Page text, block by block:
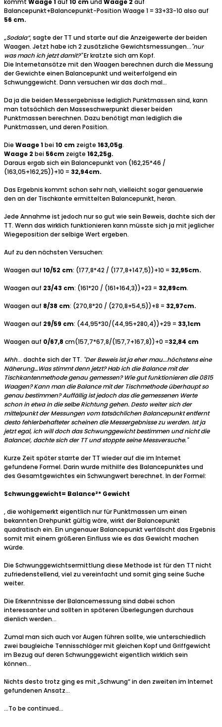
kommt Waage 1 auf 10 cm und Waage 2 auf
Balancepunkt+Balancepunkt-Position Waage 1 = 33+33-10 also auf
56 cm.
„Sodala“, sagte der TT und starte auf die Anzeigewerte der beiden
Waagen. Jetzt habe ich 2 zusätzliche Gewichtsmessungen..."nur
was mach ich jetzt damit?"Er kratzte sich am Kopf.
Die Internetansätze mit den Waagen berechnen durch die Messung
der Gewichte einen Balancepunkt und weiterfolgend ein
Schwunggewicht. Dann versuchen wir das doch mal…
Da ja die beiden Messergebnisse lediglich Punktmassen sind, kann
man tatsächlich den Masseschwerpunkt dieser beiden
Punktmassen berechnen. Dazu benötigt man lediglich die
Punktmassen, und deren Position.
Die Waage 1bei10 cm zeigte 163,05g.
Waage 2 bei 56cm zeigte 162,25g.
Daraus ergab sich ein Balancepunkt von (162,25*46 /
(163,05+162,25))+10 = 32,94cm.
Das Ergebnis kommt schon sehr nah, vielleicht sogar genauerwie
den an der Tischkante ermittelten Balancepunkt, heran.
Jede Annahme ist jedoch nur so gut wie sein Beweis, dachte sich der
TT. Wenn das wirklich funktionieren kann müsste sich ja mit jeglicher
Wiegeposition der selbige Wert ergeben.
Auf zu den nächsten Versuchen:
Waagen auf 10/52 cm: (177,8*42 / (177,8+147,5))+10 = 32,95cm.
Waagen auf 23/43 cm: (161*20 / (161+164,3))+23 = 32,89cm.
Waagen auf 8/38 cm: (270,8*20 / (270,8+54,5))+8 = 32,97cm.
Waagen auf 29/59 cm: (44,95*30/(44,95+280,4))+29 = 33,1cm
Waagen auf 0/67,8 cm(157,7*67,8/(157,7+167,8))+0 =32,84 cm
Mhh… dachte sich der TT. "Der Beweis ist ja eher mau...höchstens eine
Näherung…Was stimmt denn jetzt? Hab ich die Balance mit der
Tischkantenmethode genau gemessen? Wie gut funktionieren die 0815
Waagen? Kann man die Balance mit der Tischmethode überhaupt so
genau bestimmen? Auffällig ist jedoch das die gemessenen Werte
schon in etwa in die selbe Richtung gehen. Desto weiter sich der
mittelpunkt der Messungen vom tatsächlichen Balancepunkt entfernt
desto fehlerbehafteter scheinen die Messergebnisse zu werden. Ist ja
jetzt egal, ich will doch das Schwunggewicht bestimmen und nicht die
Balance!, dachte sich der TT und stoppte seine Messversuche."
Kurze Zeit später starrte der TT wieder auf die im Internet
gefundene Formel. Darin wurde mithilfe des Balancepunktes und
des Gesamtgewichtes ein Schwungwert berechnet. In der Formel:
Schwunggewicht= Balance²* Gewicht
, die wohlgemerkt eigentlich nur für Punktmassen um einen
bekannten Drehpunkt gültig wäre, wirkt der Balancepunkt
quadratisch ein. Ein ungenauer Balancepunkt verfälscht das Ergebnis
somit mit einem größeren Einfluss wie es das Gewicht machen
würde.
Die Schwunggewichtsermittlung diese Methode ist für den TT nicht
zufriedenstellend, viel zu vereinfacht und somit ging seine Suche
weiter.
Die Erkenntnisse der Balancemessung sind dabei schon
interessanter und sollten in späteren Überlegungen durchaus
dienlich werden…
Zumal man sich auch vor Augen führen sollte, wie unterschiedlich
zwei baugleiche Tennisschläger mit gleichen Kopf und Griffgewicht
im Bezug auf deren Schwunggewicht eigentlich wirklich sein
können...
Nichts desto trotz ging es mit „Schwung“ in den zweiten im Internet
gefundenen Ansatz…
...To be continued...